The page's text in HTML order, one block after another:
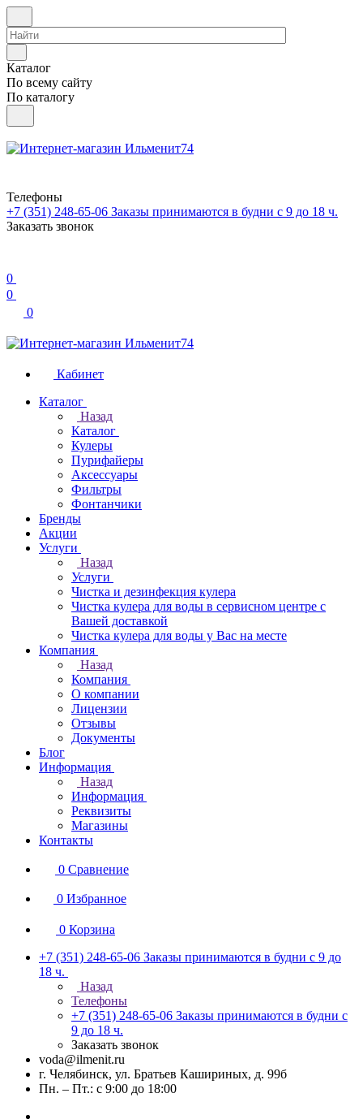
Каталог
По всему сайту
По каталогу
Телефоны
+7 (351) 248-65-06 Заказы принимаются в будни с 9 до 18 ч.
Заказать звонок
0
0
0
Кабинет
Каталог
Назад
Каталог
Кулеры
Пурифайеры
Аксессуары
Фильтры
Фонтанчики
Бренды
Акции
Услуги
Назад
Услуги
Чистка и дезинфекция кулера
Чистка кулера для воды в сервисном центре с
Вашей доставкой
Чистка кулера для воды у Вас на месте
Компания
Назад
Компания
О компании
Лицензии
Отзывы
Документы
Блог
Информация
Назад
Информация
Реквизиты
Магазины
Контакты
0 Сравнение
0 Избранное
0 Корзина
+7 (351) 248-65-06 Заказы принимаются в будни с 9 до
18 ч.
Назад
Телефоны
+7 (351) 248-65-06 Заказы принимаются в будни с
9 до 18 ч.
Заказать звонок
voda@ilmenit.ru
г. Челябинск, ул. Братьев Кашириных, д. 99б
Пн. – Пт.: с 9:00 до 18:00